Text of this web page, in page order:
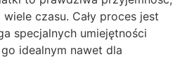
czasu. Cały proces jest
specjalnych umiejętności
idealnym nawet dla